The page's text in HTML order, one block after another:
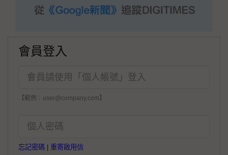
會員登入
【範例：user@company.com】
忘記密碼 重寄啟用信